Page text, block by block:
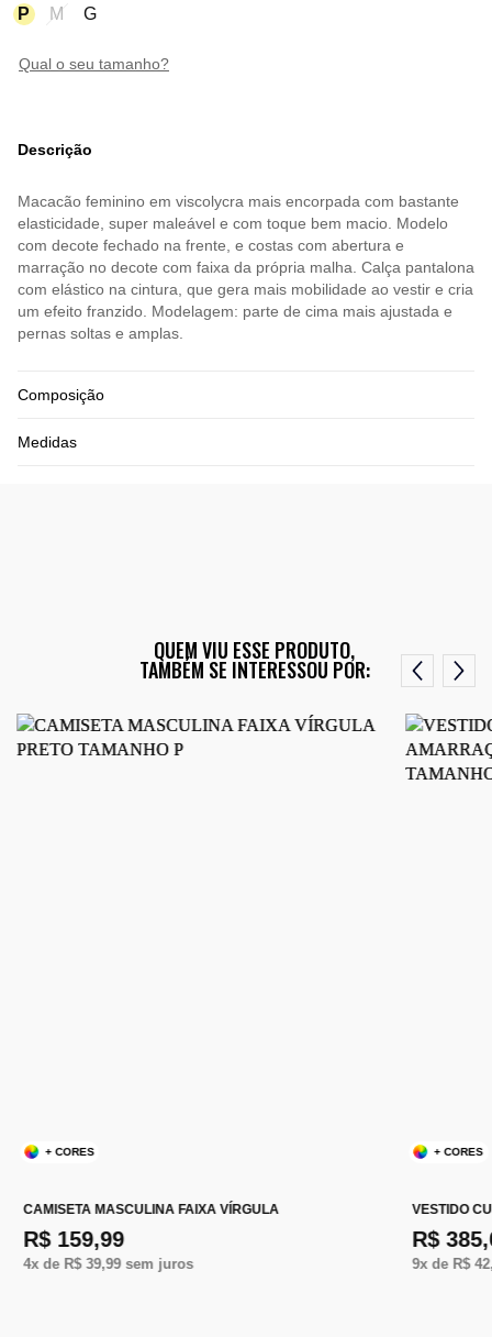
P
M G
qual o seu tamanho?
Descrição
Macacão feminino em viscolycra mais encorpada com bastante
elasticidade, super maleável e com toque bem macio. Modelo
com decote fechado na frente, e costas com abertura e
marração no decote com faixa da própria malha. Calça pantalona
com elástico na cintura, que gera mais mobilidade ao vestir e cria
um efeito franzido. Modelagem: parte de cima mais ajustada e
pernas soltas e amplas.
Composição
Medidas
QUEM VIU ESSE PRODUTO,
TAMBÉM SE INTERESSOU POR:
+ CORES
CAMISETA MASCULINA FAIXA VÍRGULA
R$ 159,99
4x de R$ 39,99sem juros
+ CORES
VESTIDO
R$
9x de R$